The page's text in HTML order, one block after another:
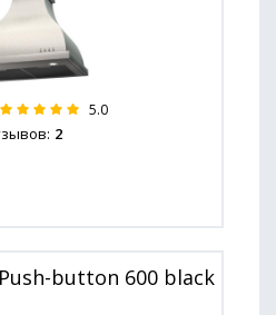
5.0
2
button 600 black